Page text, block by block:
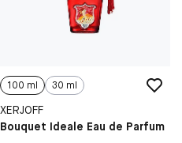
100 ml 30 ml
XERJOFF
Bouquet Ideale Eau de Parfum